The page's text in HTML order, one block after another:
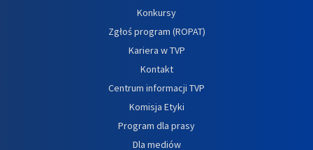
Konkursy
Zgłoś program (ROPAT)
Kariera w TVP
Kontakt
Centrum informacji TVP
Komisja Etyki
Program dla prasy
Dla mediów